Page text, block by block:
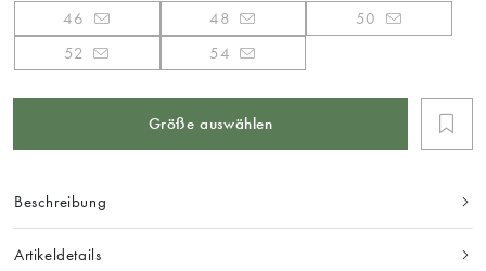
46 48
50
52
54
Größe auswählen
Beschreibung
Artikeldetails